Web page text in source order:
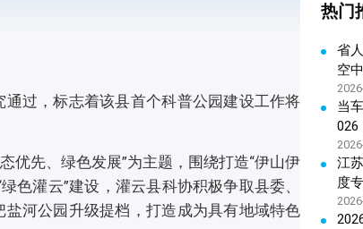
现任领
学会章
联系我
过，标志着该县首个科普公园建设工作将
优先、绿色发展”为主题，围绕打造“伊山伊
色灌云”建设，灌云县科协积极争取县委、
河公园升级提档，打造成为具有地域特色
热门
省
空
x
技
当
026
车
品
江
度